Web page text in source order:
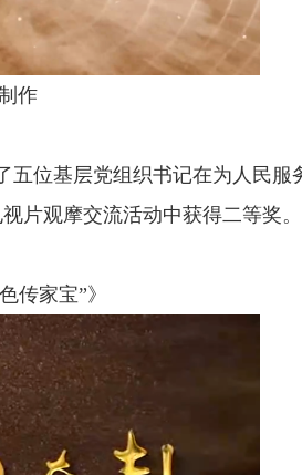
作
位基层党组织书记在为人民服
片观摩交流活动中获得二等奖。
传家宝”》